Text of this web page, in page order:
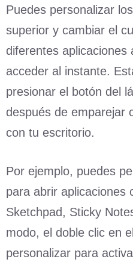
Puedes personalizar
superior y cambiar el
diferentes aplicaciones
acceder al instante.
presionar el botón del
después de emparejar
con tu escritorio.
Por ejemplo, puedes
para abrir aplicaciones
Sketchpad, Sticky
modo, el doble clic en
personalizar para